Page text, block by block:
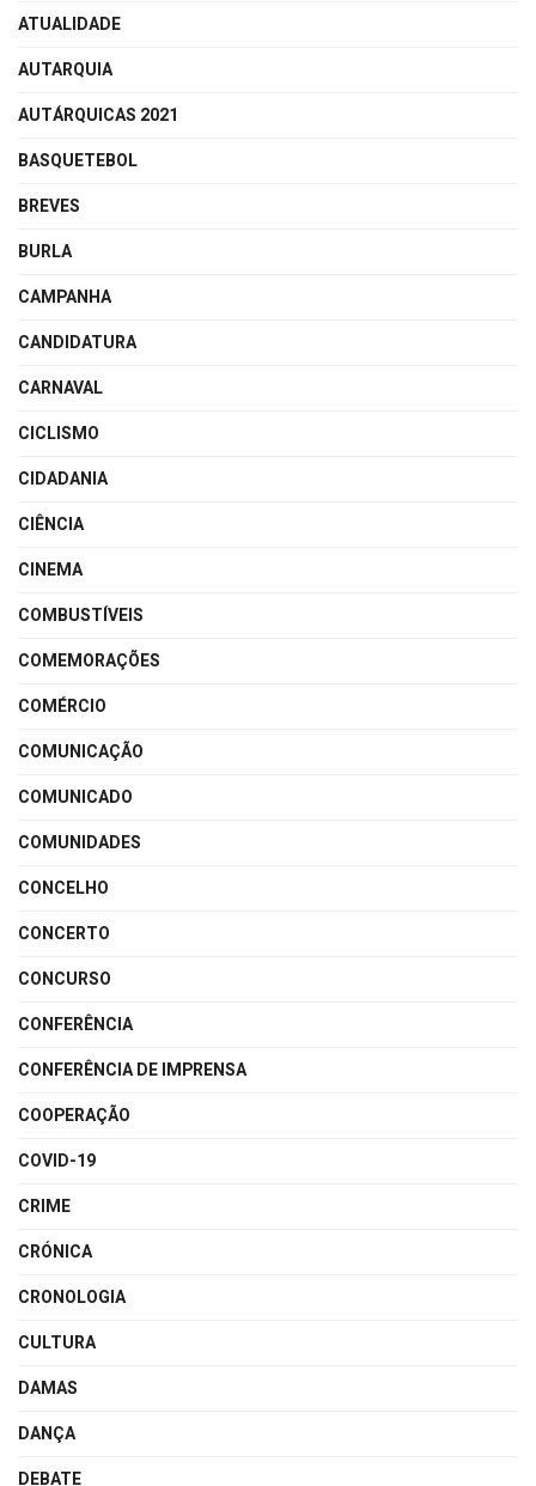
ATUALIDADE
AUTARQUIA
AUTÁRQUICAS 2021
BASQUETEBOL
BREVES
BURLA
CAMPANHA
CANDIDATURA
CARNAVAL
CICLISMO
CIDADANIA
CIÊNCIA
CINEMA
COMBUSTÍVEIS
COMEMORAÇÕES
COMÉRCIO
COMUNICAÇÃO
COMUNICADO
COMUNIDADES
CONCELHO
CONCERTO
CONCURSO
CONFERÊNCIA
CONFERÊNCIA DE IMPRENSA
COOPERAÇÃO
COVID-19
CRIME
CRÓNICA
CRONOLOGIA
CULTURA
DAMAS
DANÇA
DEBATE